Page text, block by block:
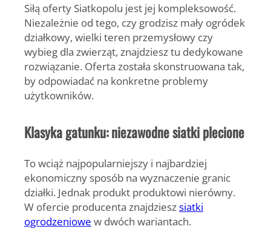
Siłą oferty Siatkopolu jest jej kompleksowość.
Niezależnie od tego, czy grodzisz mały ogródek
działkowy, wielki teren przemysłowy czy
wybieg dla zwierząt, znajdziesz tu dedykowane
rozwiązanie. Oferta została skonstruowana tak,
by odpowiadać na konkretne problemy
użytkowników.
Klasyka gatunku: niezawodne siatki plecione
To wciąż najpopularniejszy i najbardziej
ekonomiczny sposób na wyznaczenie granic
działki. Jednak produkt produktowi nierówny.
W ofercie producenta znajdzieszsiatki
ogrodzeniowe w dwóch wariantach.